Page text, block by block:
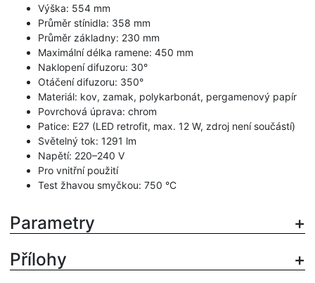
Výška: 554 mm
Průměr stínidla: 358 mm
Průměr základny: 230 mm
Maximální délka ramene: 450 mm
Naklopení difuzoru: 30°
Otáčení difuzoru: 350°
Materiál: kov, zamak, polykarbonát, pergamenový papír
Povrchová úprava: chrom
Patice: E27 (LED retrofit, max. 12 W, zdroj není součástí)
Světelný tok: 1291 lm
Napětí: 220–240 V
Pro vnitřní použití
Test žhavou smyčkou: 750 °C
Parametry
Přílohy